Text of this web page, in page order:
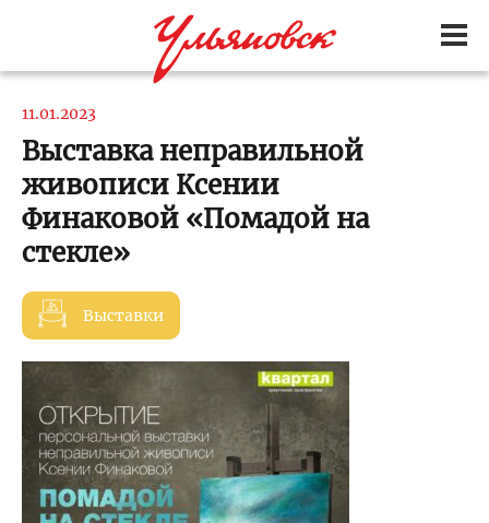
11.01.2023
Выставка неправильной
живописи Ксении
Финаковой «Помадой на
стекле»
Выставки